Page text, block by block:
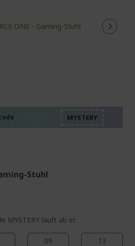
Stuhl
MYSTERY läuft ab in:
09 12